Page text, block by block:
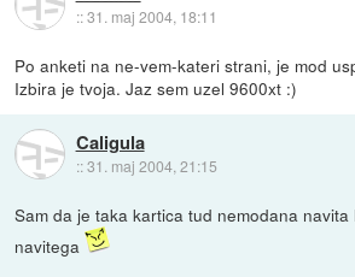
::31. maj 2004, 18:11
Po anketi na ne-vem-kateri strani, je mod
Izbira je tvoja. Jaz sem uzel 9600xt :)
Caligula
::31. maj 2004, 21:15
Sam da je taka kartica tud nemodana
navitega